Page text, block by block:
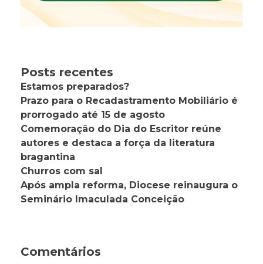
Posts recentes
Estamos preparados?
Prazo para o Recadastramento Mobiliário é
prorrogado até 15 de agosto
Comemoração do Dia do Escritor reúne
autores e destaca a força da literatura
bragantina
Churros com sal
Após ampla reforma, Diocese reinaugura o
Seminário Imaculada Conceição
Comentários